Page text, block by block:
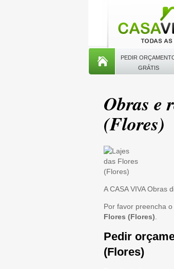
PEDIR
GRÁTIS
Obras e
(Flores)
A CASA VIVA Obras
Por favor preencha
Flores (Flores)
Pedir
(Flores)